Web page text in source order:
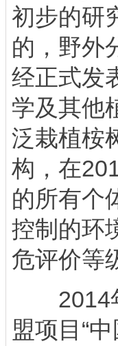
初步的研
的，野外
经正式发
学及其他
泛栽植桉
构，在
的所有个
控制的环
危评价等
2014年
盟项目“